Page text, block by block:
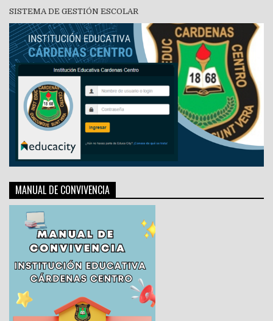
SISTEMA DE GESTIÓN ESCOLAR
MANUAL DE CONVIVENCIA